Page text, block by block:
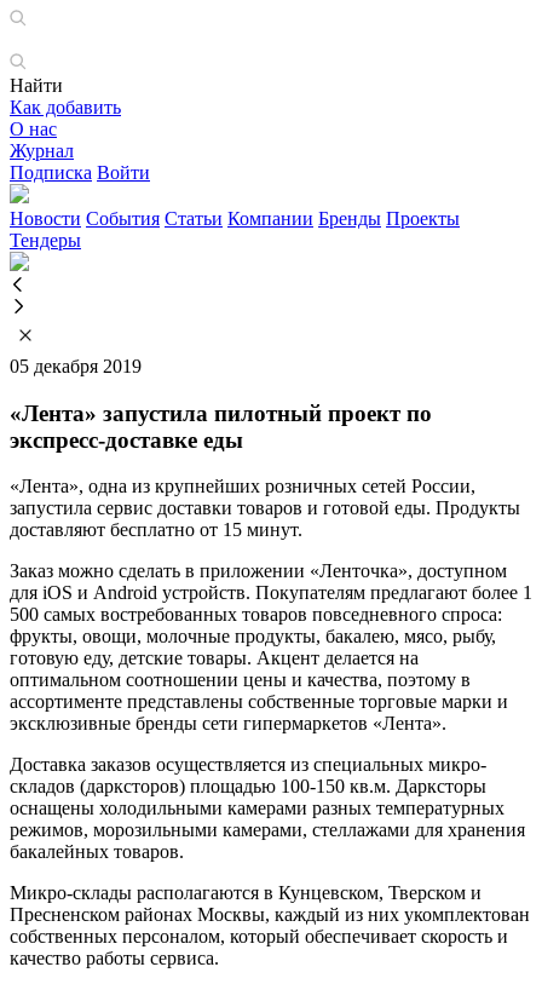
Найти
Как добавить
О нас
Журнал
Подписка Войти
Новости События Статьи Компании Бренды Проекты
Тендеры
05 декабря 2019
«Лента» запустила пилотный проект по
экспресс-доставке еды
«Лента», одна из крупнейших розничных сетей России,
запустила сервис доставки товаров и готовой еды. Продукты
доставляют бесплатно от 15 минут.
Заказ можно сделать в приложении «Ленточка», доступном
для iOS и Android устройств. Покупателям предлагают более 1
500 самых востребованных товаров повседневного спроса:
фрукты, овощи, молочные продукты, бакалею, мясо, рыбу,
готовую еду, детские товары. Акцент делается на
оптимальном соотношении цены и качества, поэтому в
ассортименте представлены собственные торговые марки и
эксклюзивные бренды сети гипермаркетов «Лента».
Доставка заказов осуществляется из специальных микро-
складов (дарксторов) площадью 100-150 кв.м. Дарксторы
оснащены холодильными камерами разных температурных
режимов, морозильными камерами, стеллажами для хранения
бакалейных товаров.
Микро-склады располагаются в Кунцевском, Тверском и
Пресненском районах Москвы, каждый из них укомплектован
собственных персоналом, который обеспечивает скорость и
качество работы сервиса.